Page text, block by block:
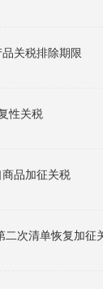
关税排除期限
性关税
品加征关税
二次清单恢复加征